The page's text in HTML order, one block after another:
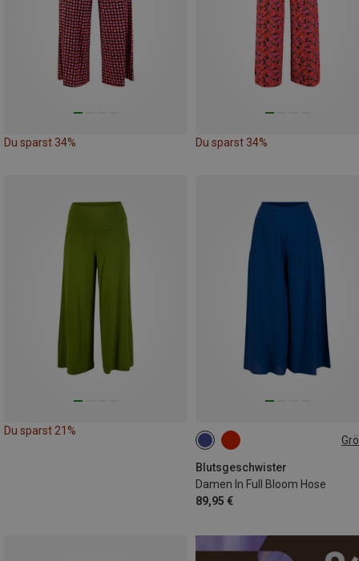
Du sparst 34% Du sparst 34%
Du sparst 21%
Blutsgeschwister
Damen In Full Bloom Hose
89,95 €
XL